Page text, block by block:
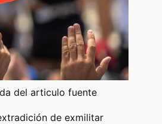
del articulo fuente
de exmilitar